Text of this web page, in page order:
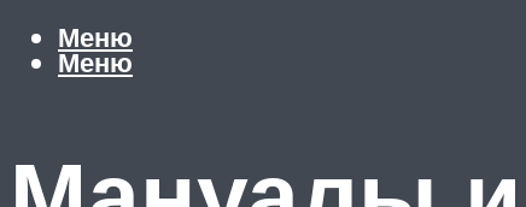
Меню
Меню